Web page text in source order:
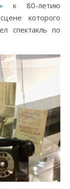
к 80-летию
которого
спектакль по